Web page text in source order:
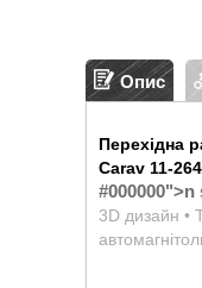
Опис
Перехідна
Carav 11-
3D дизайн •